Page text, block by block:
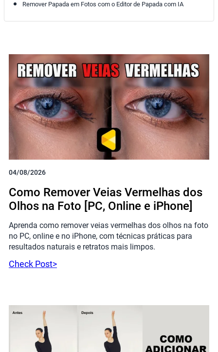
Remover Papada em Fotos com o Editor de Papada com IA
04/08/2026
Como Remover Veias Vermelhas dos
Olhos na Foto [PC, Online e iPhone]
Aprenda como remover veias vermelhas dos olhos na foto
no PC, online e no iPhone, com técnicas práticas para
resultados naturais e retratos mais limpos.
Check Post>